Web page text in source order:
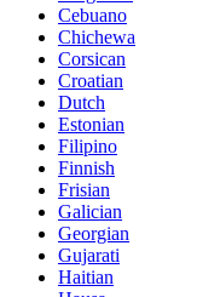
Cebuano
Chichewa
Corsican
Croatian
Dutch
Estonian
Filipino
Finnish
Frisian
Galician
Georgian
Gujarati
Haitian